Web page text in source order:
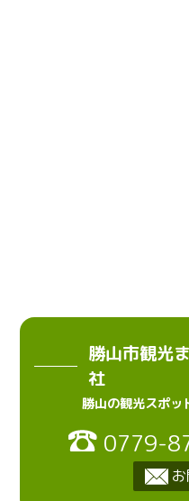
勝山市観光
社
勝山の観光スポッ
0779-